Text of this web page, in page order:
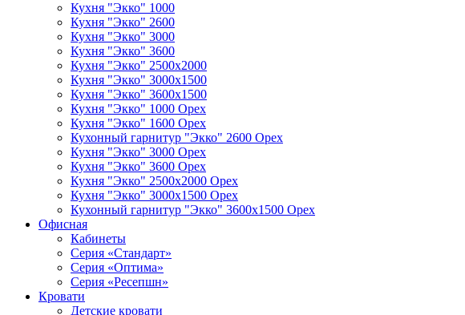
Кухня "Экко" 1000
Кухня "Экко" 2600
Кухня "Экко" 3000
Кухня "Экко" 3600
Кухня "Экко" 2500х2000
Кухня "Экко" 3000х1500
Кухня "Экко" 3600х1500
Кухня "Экко" 1000 Орех
Кухня "Экко" 1600 Орех
Кухонный гарнитур "Экко" 2600 Орех
Кухня "Экко" 3000 Орех
Кухня "Экко" 3600 Орех
Кухня "Экко" 2500х2000 Орех
Кухня "Экко" 3000х1500 Орех
Кухонный гарнитур "Экко" 3600х1500 Орех
Офисная
Кабинеты
Серия «Стандарт»
Серия «Оптима»
Серия «Ресепшн»
Кровати
Детские кровати